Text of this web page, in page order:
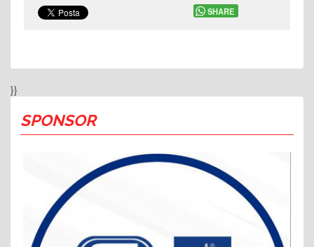
}}
SPONSOR
SHARE